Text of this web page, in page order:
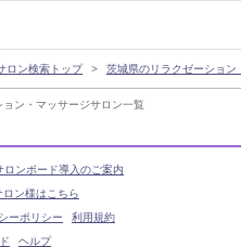
ン・マッサージサロン一覧
ロン検索トップ 茨城県のリラクゼーション
ンボード導入のご案内
ン様はこちら
ーポリシー
利用規約
ヘルプ